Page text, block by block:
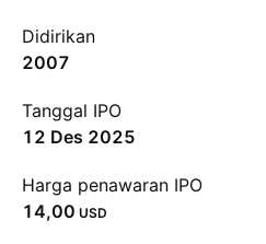
Didirikan
2007
Tanggal IPO
12 Des 2025
Harga penawaran IPO
14,00 USD